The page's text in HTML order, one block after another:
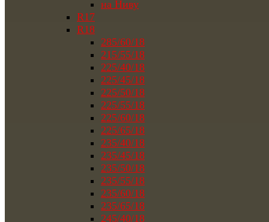
на Ниву
R17
R18
285/60/18
215/55/18
225/40/18
225/45/18
225/50/18
225/55/18
225/60/18
225/65/18
235/40/18
235/45/18
235/50/18
235/55/18
235/60/18
235/65/18
245/40/18